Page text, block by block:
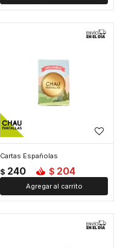
Cartas Españolas
$ 240 $ 204